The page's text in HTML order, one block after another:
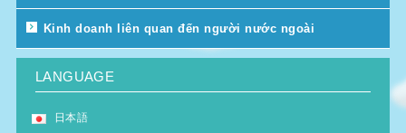
Kinh doanh liên quan đến người nước ngoài
LANGUAGE
日本語